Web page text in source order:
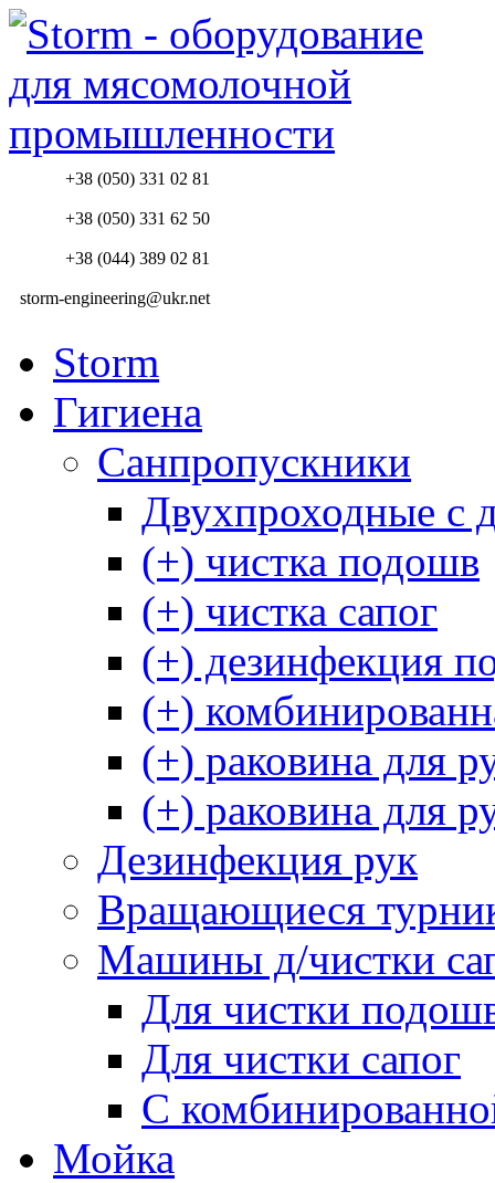
+38 (050) 331 02 81
+38 (050) 331 62 50
+38 (044) 389 02 81
storm-engineering@ukr.net
Storm
Гигиена
Санпропускники
Двухпроходные с
(+) чистка подошв
(+) чистка сапог
(+) дезинфекция
(+)
(+) раковина для
(+) раковина для
Дезинфекция рук
Вращающиеся
Машины д/чистки
Для чистки
Для чистки сапог
С
Мойка